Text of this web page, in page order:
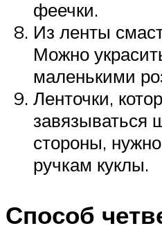
феечки.
Из ленты
Можно
маленькими
Ленточки,
завязываться
стороны,
ручкам куклы.
Способ